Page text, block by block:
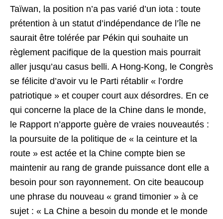
Taïwan, la position n’a pas varié d’un iota : toute
prétention à un statut d’indépendance de l’île ne
saurait être tolérée par Pékin qui souhaite un
règlement pacifique de la question mais pourrait
aller jusqu’au casus belli. A Hong-Kong, le Congrès
se félicite d’avoir vu le Parti rétablir « l’ordre
patriotique » et couper court aux désordres. En ce
qui concerne la place de la Chine dans le monde,
le Rapport n’apporte guère de vraies nouveautés :
la poursuite de la politique de « la ceinture et la
route » est actée et la Chine compte bien se
maintenir au rang de grande puissance dont elle a
besoin pour son rayonnement. On cite beaucoup
une phrase du nouveau « grand timonier » à ce
sujet : « La Chine a besoin du monde et le monde